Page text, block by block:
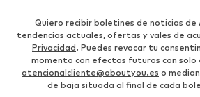
Quiero recibir boletines de noticias de
tendencias actuales, ofertas y vales de
Privacidad. Puedes revocar tu
momento con efectos futuros con solo
atencionalcliente@aboutyou.es o
de baja situada al final de cada